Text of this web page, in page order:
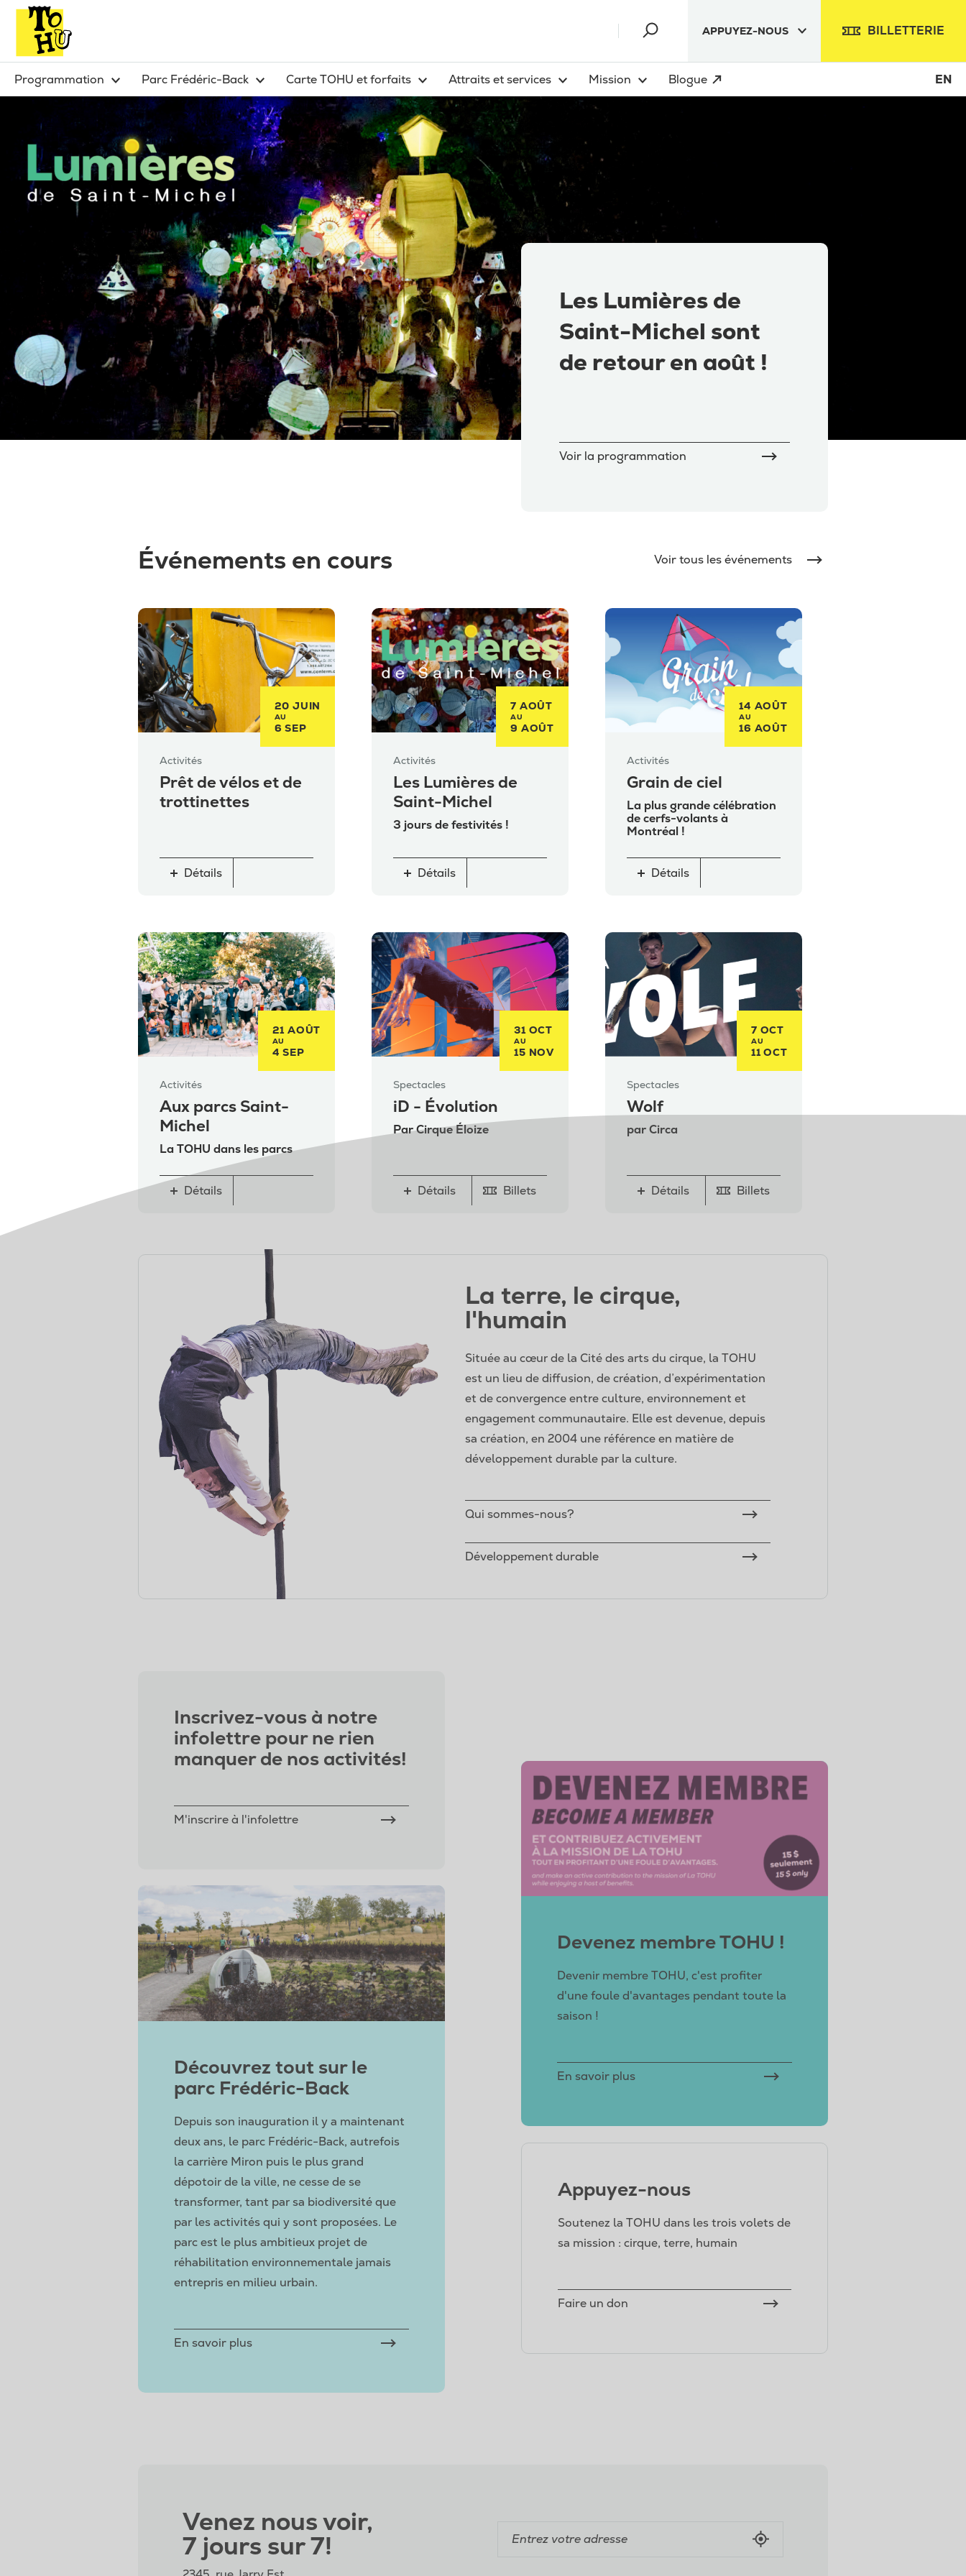
APPUYEZ-NOUS BILLETTERIE
Programmation Parc Frédéric-Back Carte TOHU et forfaits Attraits et services Mission Blogue EN
Les Lumières de
Saint-Michel sont
de retour en août !
Voir la programmation
Événements en cours Voir tous les événements
20 JUIN
AU
6 SEP
Activités
Prêt de vélos et de
trottinettes
Détails
7 AOÛT
AU
9 AOÛT
Activités
Les Lumières de
Saint-Michel
3 jours de festivités !
Détails
14 AOÛT
AU
16 AOÛT
Activités
Grain de ciel
La plus grande célébration
de cerfs-volants à
Montréal !
Détails
21 AOÛT
AU
4 SEP
Activités
Aux parcs Saint-
Michel
La TOHU dans les parcs
Détails
31 OCT
AU
15 NOV
Spectacles
iD - Évolution
Par Cirque Éloize
Détails Billets
7 OCT
AU
11 OCT
Spectacles
Wolf
par Circa
Détails Billets
La terre, le cirque,
l'humain
Située au cœur de la Cité des arts du cirque, la TOHU
est un lieu de diffusion, de création, d’expérimentation
et de convergence entre culture, environnement et
engagement communautaire. Elle est devenue, depuis
sa création, en 2004 une référence en matière de
développement durable par la culture.
Qui sommes-nous?
Développement durable
Inscrivez-vous à notre
infolettre pour ne rien
manquer de nos activités!
M'inscrire à l'infolettre
Découvrez tout sur le
parc Frédéric-Back
Depuis son inauguration il y a maintenant
deux ans, le parc Frédéric-Back, autrefois
la carrière Miron puis le plus grand
dépotoir de la ville, ne cesse de se
transformer, tant par sa biodiversité que
par les activités qui y sont proposées. Le
parc est le plus ambitieux projet de
réhabilitation environnementale jamais
entrepris en milieu urbain.
En savoir plus
Devenez membre TOHU !
Devenir membre TOHU, c'est profiter
d'une foule d'avantages pendant toute la
saison !
En savoir plus
Appuyez-nous
Soutenez la TOHU dans les trois volets de
sa mission : cirque, terre, humain
Faire un don
Venez nous voir,
7 jours sur 7!